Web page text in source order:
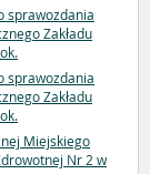
sprawozdania
Zakładu
sprawozdania
Zakładu
Miejskiego
Nr 2 w